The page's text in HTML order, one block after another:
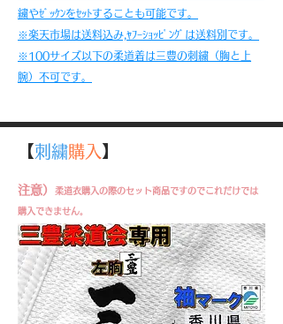
繍やｾﾞｯｹﾝをｾｯﾄすることも可能です。
※楽天市場は送料込み,ﾔﾌｰｼｮｯﾋﾟﾝｸﾞは送料別です。
※100サイズ以下の柔道着は三豊の刺繍（胸と上
腕）不可です。
【刺繍購入 】
注意） ​柔道衣購入の際のセット商品ですのでこれだけでは
購入できません。